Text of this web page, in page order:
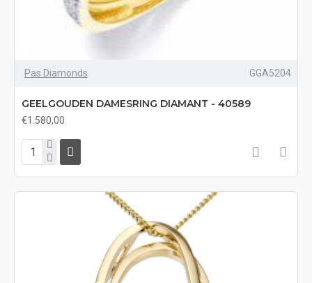
Pas Diamonds GGA5204
GEELGOUDEN DAMESRING DIAMANT - 40589
€1.580,00